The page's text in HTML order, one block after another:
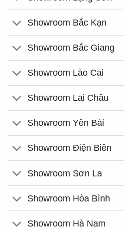
Showroom Bắc Kạn
Showroom Bắc Giang
Showroom Lào Cai
Showroom Lai Châu
Showroom Yên Bái
Showroom Điện Biên
Showroom Sơn La
Showroom Hòa Bình
Showroom Hà Nam